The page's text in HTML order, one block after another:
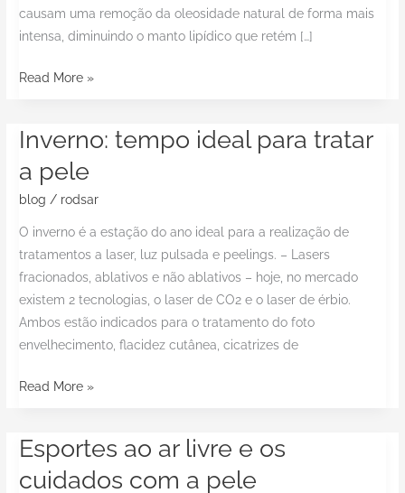
causam uma remoção da oleosidade natural de forma mais
intensa, diminuindo o manto lipídico que retém […]
Read More »
Inverno: tempo ideal para tratar
a pele
blog / rodsar
O inverno é a estação do ano ideal para a realização de
tratamentos a laser, luz pulsada e peelings. – Lasers
fracionados, ablativos e não ablativos – hoje, no mercado
existem 2 tecnologias, o laser de CO2 e o laser de érbio.
Ambos estão indicados para o tratamento do foto
envelhecimento, flacidez cutânea, cicatrizes de
Inverno:
ideal
para
tratar
pele
Read More »
Esportes ao ar livre e os
cuidados com a pele
Esportes
ar